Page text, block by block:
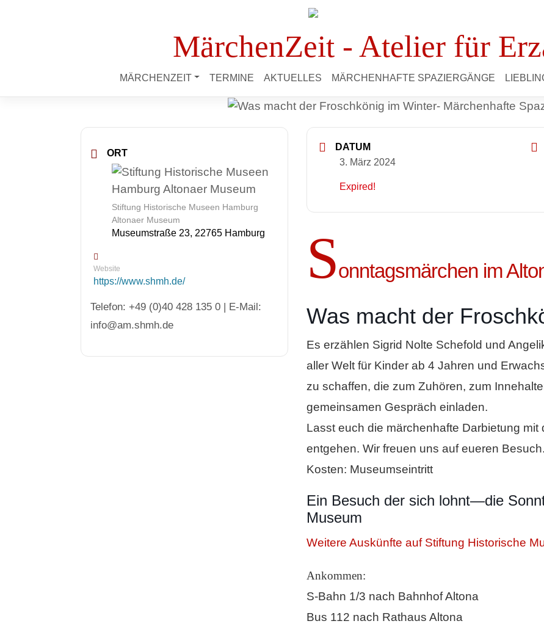
MärchenZeit - Atelier für
MÄRCHENZEIT TERMINE AKTUELLES MÄRCHENHAFTE SPAZIERGÄNGE
ORT
Stiftung Historische Museen Hamburg
Altonaer Museum
Museumstraße 23, 22765 Hamburg
Website
https://www.shmh.de/
Telefon: +49 (0)40 428 135 0 | E-Mail:
info@am.shmh.de
DATUM
3. März 2024
Expired!
Sonntagsmärchen im
Was macht der
Es erzählen Sigrid Nolte Schefold und
aller Welt für Kinder ab 4 Jahren und
zu schaffen, die zum Zuhören, zum
gemeinsamen Gespräch einladen.
Lasst euch die märchenhafte Darbietung
entgehen. Wir freuen uns auf eueren Besuch.
Kosten: Museumseintritt
Ein Besuch der sich lohnt—die
Museum
Weitere Auskünfte auf Stiftung Historische
Ankommen:
S-Bahn 1/3 nach Bahnhof Altona
Bus 112 nach Rathaus Altona